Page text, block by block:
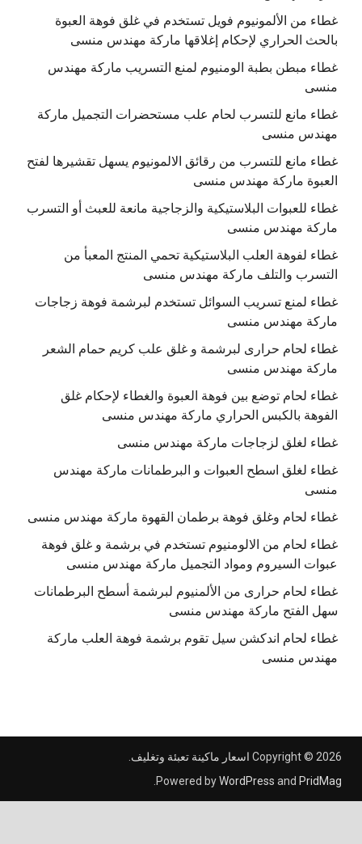
غطاء من الألمونيوم فويل تستخدم في غلق فوهة العبوة
بالحث الحراري لإحكام إغلاقها ماركة مهندس منسى
غطاء مبطن بطبة الومنيوم لمنع التسريب ماركة مهندس
منسى
غطاء مانع للتسرب لحام علب مستحضرات التجميل ماركة
مهندس منسى
غطاء مانع للتسرب من رقائق الالمونيوم يسهل تقشيرها لفتح
العبوة ماركة مهندس منسى
غطاء للعبوات البلاستيكية والزجاجية مانعة للعبث أو التسرب
ماركة مهندس منسى
غطاء لفوهة العلب البلاستيكية تحمي المنتج المعبأ من
التسرب والتلف ماركة مهندس منسى
غطاء لمنع تسريب السوائل تستخدم لبرشمة فوهة زجاجات
ماركة مهندس منسى
غطاء لحام حرارى لبرشمة و غلق علب كريم حمام الشعر
ماركة مهندس منسى
غطاء لحام توضع بين فوهة العبوة والغطاء لإحكام غلق
الفوهة بالكبس الحراري ماركة مهندس منسى
غطاء لغلق لزجاجات ماركة مهندس منسى
غطاء لغلق اسطح العبوات و البرطمانات ماركة مهندس
منسى
غطاء لحام وغلق فوهة برطمان القهوة ماركة مهندس منسى
غطاء لحام من الالومنيوم تستخدم في برشمة و غلق فوهة
عبوات السيروم ومواد التجميل ماركة مهندس منسى
غطاء لحام حرارى من الألمنيوم لبرشمة أسطح البرطمانات
سهل الفتح ماركة مهندس منسى
غطاء لحام اندكشن سيل تقوم برشمة فوهة العلب ماركة
مهندس منسى
Copyright © 2026اسعار ماكينة تعبئة وتغليف.
Powered byWordPressandPridMag
.